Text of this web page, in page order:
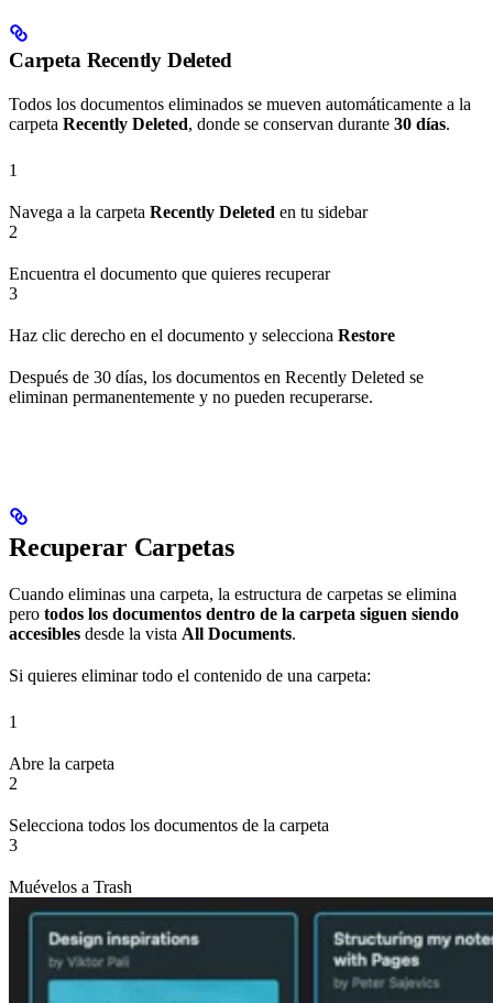
Carpeta Recently Deleted
Todos los documentos eliminados se mueven automáticamente a la
carpeta Recently Deleted, donde se conservan durante 30 días.
1
Navega a la carpeta Recently Deleted en tu sidebar
2
Encuentra el documento que quieres recuperar
3
Haz clic derecho en el documento y selecciona Restore
Después de 30 días, los documentos en Recently Deleted se
eliminan permanentemente y no pueden recuperarse.
Recuperar Carpetas
Cuando eliminas una carpeta, la estructura de carpetas se elimina
pero todos los documentos dentro de la carpeta siguen siendo
accesibles desde la vista All Documents.
Si quieres eliminar todo el contenido de una carpeta:
1
Abre la carpeta
2
Selecciona todos los documentos de la carpeta
3
Muévelos a Trash